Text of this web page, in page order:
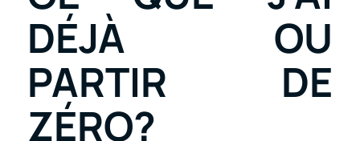
DÉJÀ OU
PARTIR DE
ZÉRO?